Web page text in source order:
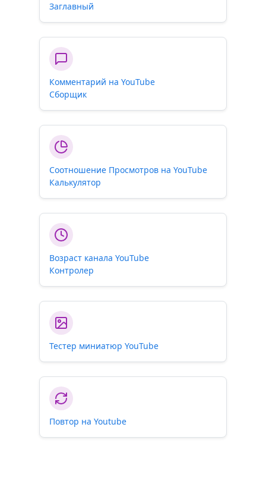
Заглавный
Комментарий на YouTube
Сборщик
Соотношение Просмотров на YouTube
Калькулятор
Возраст канала YouTube
Контролер
Тестер миниатюр YouTube
Повтор на Youtube